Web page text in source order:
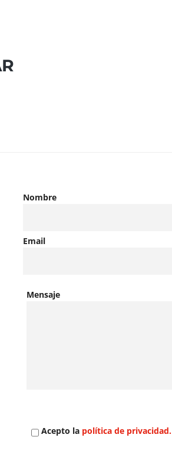
Nombre
Email
Mensaje
Acepto la política de privacidad.